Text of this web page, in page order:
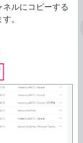
ルにコピーする
。